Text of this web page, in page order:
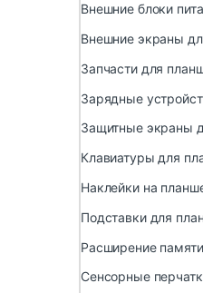
Внешние блоки
Внешние экраны
Запчасти для
Зарядные
Защитные экраны
Клавиатуры для
Наклейки на
Подставки для
Расширение памяти
Сенсорные